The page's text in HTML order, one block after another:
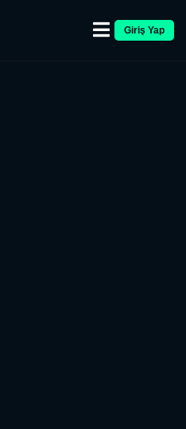
Giriş Yap